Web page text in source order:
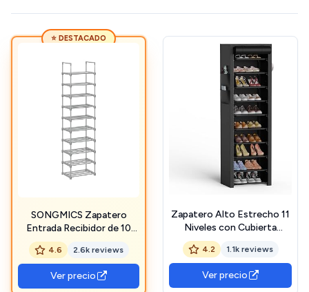
⭐ DESTACADO
SONGMICS Zapatero
Entrada Recibidor de 10
Estantes, Zapatero de
Metal DIY, Estante Versátil
que Ahorra Espacio para
Entrada, Salón, Dormitorio,
4.6 2.6k reviews
Ver precio
Zapatero Alto Estrecho 11
Niveles con Cubierta
Antipolvo - Organizador
para 20-22 pares de
Zapatos, Zapatero Tela
adecuado para Tacones
4.2 1.1k reviews
Ver precio